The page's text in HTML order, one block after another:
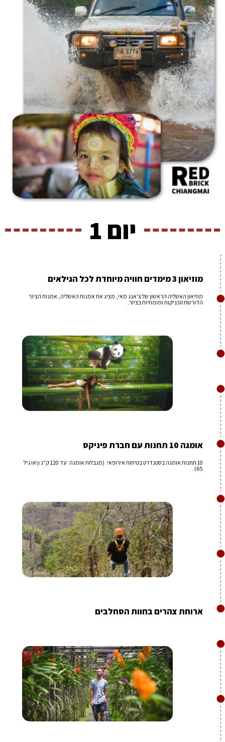
יום 1
מוזיאון 3 מימדים חוויה מיוחדת לכל הגילאים
מוזיאון האשליה הראשון של צ'אנג מאי, מציג את אמנות האשליה, אמנות הציור
הדורשת טכניקות ומומחיות בציור.
אומגה 10 תחנות עם חברת פיניקס
10 תחנות אומגה בסטנדרט בטיחות אירופאי. (מגבלות אומגה: עד 120 ק"ג ו\או גיל
65) .
ארוחת צהרים בחוות הסחלבים